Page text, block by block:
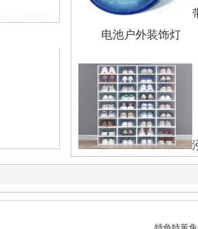
电池户外装饰灯
凯环保设备焚烧炉